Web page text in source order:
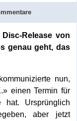
Release von
genau geht, das
kommunizierte nun,
einen Termin für
hat. Ursprünglich
aber jetzt